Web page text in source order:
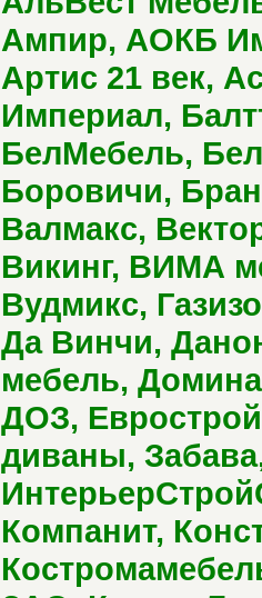
Ампир, АОКБ
Артис 21 век,
Империал,
БелМебель,
Боровичи,
Валмакс,
Викинг, ВИМА
Вудмикс,
Да Винчи,
мебель,
ДОЗ,
диваны,
Компанит,